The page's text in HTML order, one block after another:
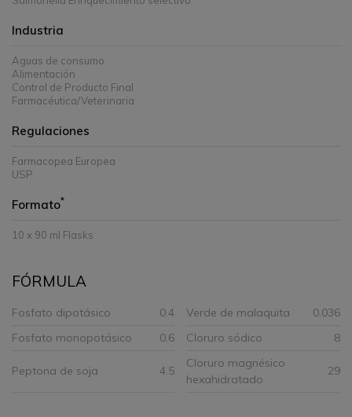
Industria
Aguas de consumo
Alimentación
Control de Producto Final
Farmacéutica/Veterinaria
Regulaciones
Farmacopea Europea
USP
Formato*
10 x 90 ml Flasks
FÓRMULA
Fosfato dipotásico 0.4 Verde de malaquita
0.036
Fosfato monopotásico
0.6 Cloruro sódico 8
Peptona de soja 4.5
Cloruro magnésico
hexahidratado
29